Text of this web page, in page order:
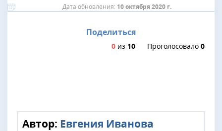
Дата обновления: 10 октября 2020 г.
Поделиться
0 из 10 Проголосовало 0
Автор: Евгения Иванова